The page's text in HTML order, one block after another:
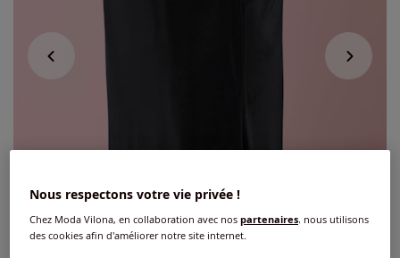
Nous respectons votre vie privée !
Chez Moda Vilona, en collaboration avec nospartenaires, nous utilisons
des cookies afin d'améliorer notre site internet.